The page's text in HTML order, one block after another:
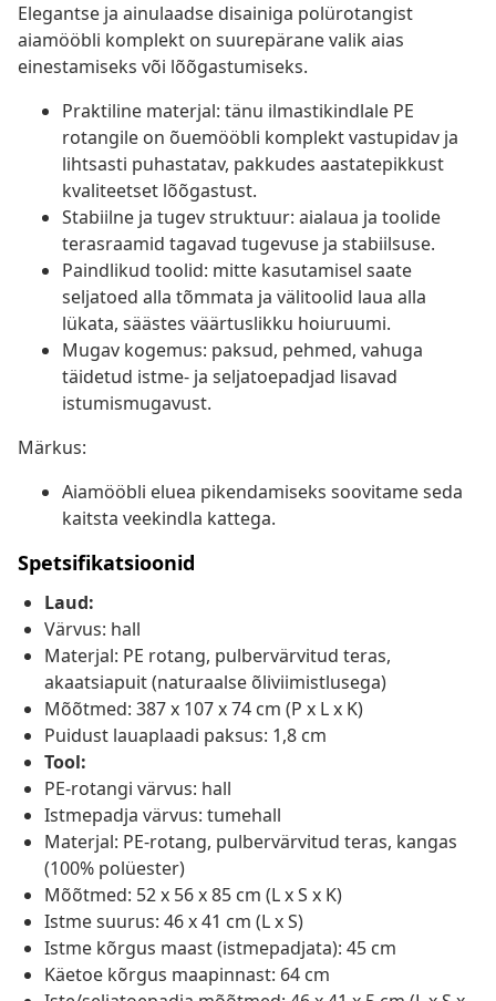
Elegantse ja ainulaadse disainiga polürotangist
aiamööbli komplekt on suurepärane valik aias
einestamiseks või lõõgastumiseks.
Praktiline materjal: tänu ilmastikindlale PE
rotangile on õuemööbli komplekt vastupidav ja
lihtsasti puhastatav, pakkudes aastatepikkust
kvaliteetset lõõgastust.
Stabiilne ja tugev struktuur: aialaua ja toolide
terasraamid tagavad tugevuse ja stabiilsuse.
Paindlikud toolid: mitte kasutamisel saate
seljatoed alla tõmmata ja välitoolid laua alla
lükata, säästes väärtuslikku hoiuruumi.
Mugav kogemus: paksud, pehmed, vahuga
täidetud istme- ja seljatoepadjad lisavad
istumismugavust.
Märkus:
Aiamööbli eluea pikendamiseks soovitame seda
kaitsta veekindla kattega.
Spetsifikatsioonid
Laud:
Värvus: hall
Materjal: PE rotang, pulbervärvitud teras,
akaatsiapuit (naturaalse õliviimistlusega)
Mõõtmed: 387 x 107 x 74 cm (P x L x K)
Puidust lauaplaadi paksus: 1,8 cm
Tool:
PE-rotangi värvus: hall
Istmepadja värvus: tumehall
Materjal: PE-rotang, pulbervärvitud teras, kangas
(100% polüester)
Mõõtmed: 52 x 56 x 85 cm (L x S x K)
Istme suurus: 46 x 41 cm (L x S)
Istme kõrgus maast (istmepadjata): 45 cm
Käetoe kõrgus maapinnast: 64 cm